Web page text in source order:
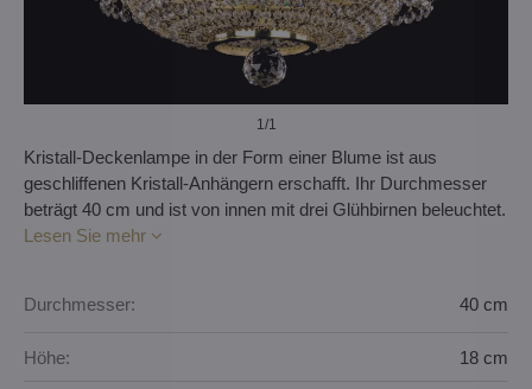
1/1
Kristall-Deckenlampe in der Form einer Blume ist aus
geschliffenen Kristall-Anhängern erschafft. Ihr Durchmesser
beträgt 40 cm und ist von innen mit drei Glühbirnen beleuchtet.
Lesen Sie mehr
Durchmesser: 40 cm
Höhe: 18 cm